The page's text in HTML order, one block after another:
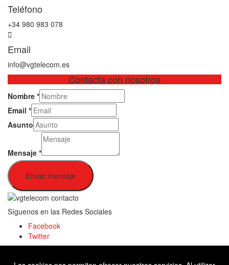
Teléfono
+34 980 983 078
Email
info@vgtelecom.es
Contacta con nosotros
Nombre *
Email *
Asunto
Mensaje *
Enviar mensaje
Síguenos en las Redes Sociales
Facebook
Twitter